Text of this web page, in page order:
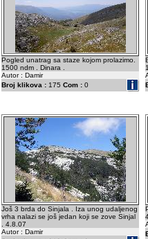
Pogled unatrag sa staze kojom prolazimo.
1500 ndm . Dinara .
Autor : Damir
Broj klikova : 175 Com : 0
Još 3 brda do Sinjala . Iza unog udaljenog
vrha nalazi se još jedan koji se zove Sinjal
. 4.8.07
Autor : Damir